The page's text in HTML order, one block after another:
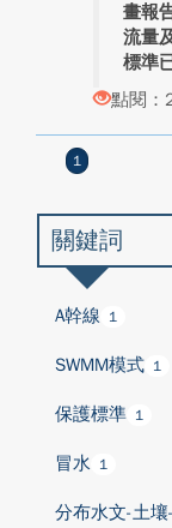
畫報
流量
標準
點閱：
1
關鍵詞
A幹線 1
SWMM模式 1
保護標準 1
冒水 1
分布水文-土